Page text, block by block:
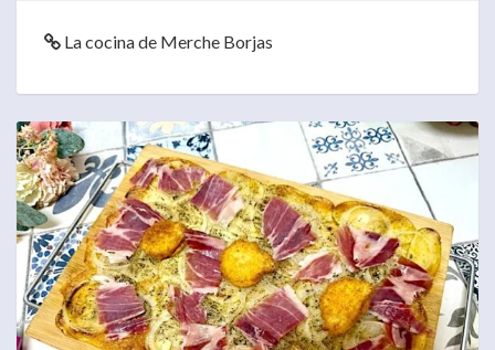
La cocina de Merche Borjas